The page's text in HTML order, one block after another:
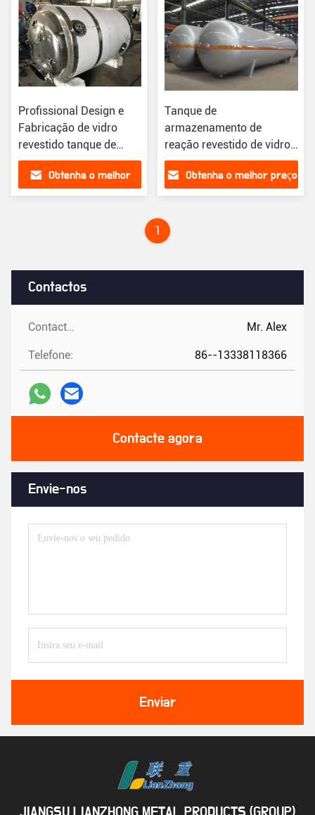
Contactos
Contactos: Mr. Alex
Telefone: 86--13338118366
Contacte agora
Envie-nos
Enviar
Profissional Design e
Fabricação de vidro
revestido tanque de
armazenamento de
reação para resinas
Obtenha o melhor
Tanque de
armazenamento de
reação revestido de vidro
versátil para a indústria
químicaObtenha o melhor preço
1
JIANGSU LIANZHONG METAL PRODUCTS (GROUP)